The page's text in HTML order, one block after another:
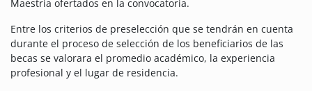
Maestría ofertados en la convocatoria.
Entre los criterios de preselección que se tendrán en cuenta
durante el proceso de selección de los beneficiarios de las
becas se valorara el promedio académico, la experiencia
profesional y el lugar de residencia.